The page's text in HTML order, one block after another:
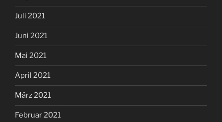
Juli 2021
Juni 2021
Mai 2021
April 2021
März 2021
Februar 2021